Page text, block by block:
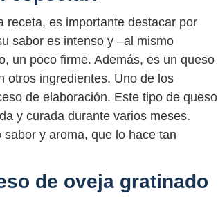
receta, es importante destacar por
sabor es intenso y –al mismo
un poco firme. Además, es un queso
otros ingredientes. Uno de los
de elaboración. Este tipo de queso
y curada durante varios meses.
y aroma, que lo hace tan
de oveja gratinado